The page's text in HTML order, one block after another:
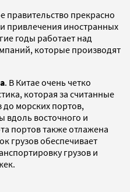
правительство прекрасно
привлечения иностранных
годы работает над
которые производят
. В Китае очень четко
которая за считанные
до морских портов,
вдоль восточного и
портов также отлажена
грузов обеспечивает
грузов и